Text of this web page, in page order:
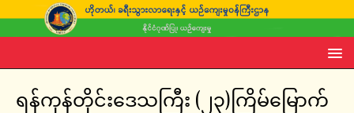
ရန်ကုန်တိုင်းဒေသကြီး (၂၃)ကြိမ်မြောက်